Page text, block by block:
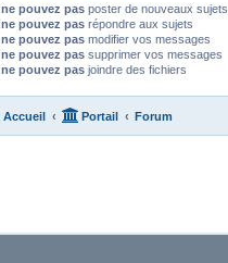
ne pouvez pas poster de nouveaux sujets
ne pouvez pas répondre aux sujets
ne pouvez pas modifier vos messages
ne pouvez pas supprimer vos messages
ne pouvez pas joindre des fichiers
Accueil Portail Forum